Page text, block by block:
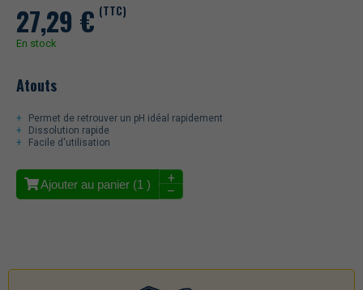
27,29 € (TTC)
En stock
Atouts
Permet de retrouver un pH idéal rapidement
Dissolution rapide
Facile d'utilisation
Ajouter au panier (1 )
+
–